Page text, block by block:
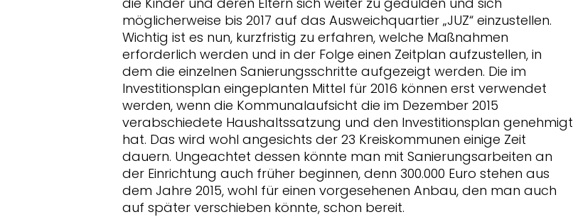
möglicherweise bis 2017 auf das Ausweichquartier „JUZ“ einzustellen.
Wichtig ist es nun, kurzfristig zu erfahren, welche Maßnahmen
erforderlich werden und in der Folge einen Zeitplan aufzustellen, in
dem die einzelnen Sanierungsschritte aufgezeigt werden. Die im
Investitionsplan eingeplanten Mittel für 2016 können erst verwendet
werden, wenn die Kommunalaufsicht die im Dezember 2015
verabschiedete Haushaltssatzung und den Investitionsplan genehmigt
hat. Das wird wohl angesichts der 23 Kreiskommunen einige Zeit
dauern. Ungeachtet dessen könnte man mit Sanierungsarbeiten an
der Einrichtung auch früher beginnen, denn 300.000 Euro stehen aus
dem Jahre 2015, wohl für einen vorgesehenen Anbau, den man auch
auf später verschieben könnte, schon bereit.